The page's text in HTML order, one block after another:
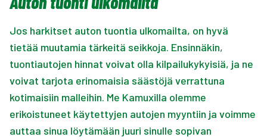
Jos harkitset auton tuontia ulkomailta, on hyvä
tietää muutamia tärkeitä seikkoja. Ensinnäkin,
tuontiautojen hinnat voivat olla kilpailukykyisiä, ja ne
voivat tarjota erinomaisia säästöjä verrattuna
kotimaisiin malleihin. Me Kamuxilla olemme
erikoistuneet käytettyjen autojen myyntiin ja voimme
auttaa sinua löytämään juuri sinulle sopivan